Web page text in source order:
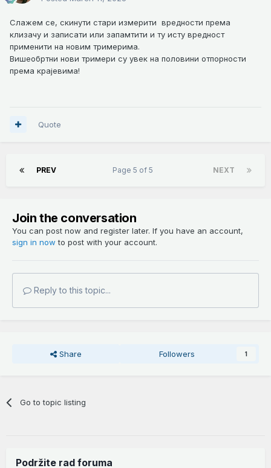
Слажем се, скинути стари измерити вредности према
клизачу и записати или запамтити и ту исту вредност
применити на новим тримерима.
Вишеобртни нови тримери су увек на половини отпорности
према крајевима!
Quote
PREV NEXT
Page 5 of 5
Join the conversation
You can post now and register later. If you have an account,
sign in now to post with your account.
Reply to this topic...
Share Followers 1
Go to topic listing
Podržite rad foruma